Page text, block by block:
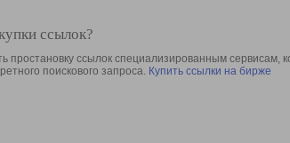
ссылок?
простановку ссылок специализированным
поискового запроса. Купить ссылки на бирже